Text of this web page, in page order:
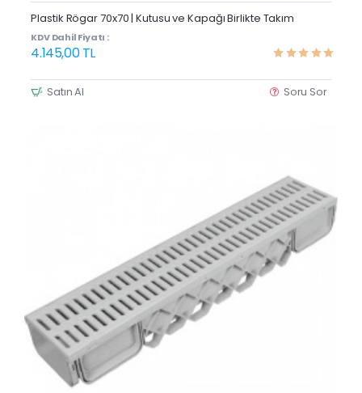
Plastik Rögar 70x70 | Kutusu ve Kapağı Birlikte Takım
KDV Dahil Fiyatı :
4.145,00 TL
Satın Al Soru Sor